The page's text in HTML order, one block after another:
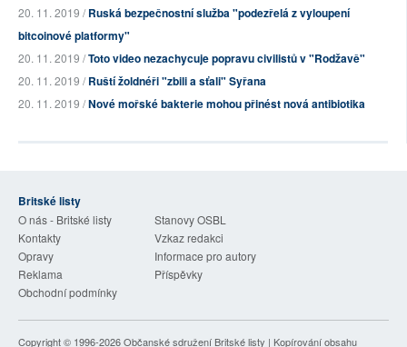
20. 11. 2019 /Ruská bezpečnostní služba "podezřelá z vyloupení
bitcoinové platformy"
20. 11. 2019 /Toto video nezachycuje popravu civilistů v "Rodžavě"
20. 11. 2019 /Ruští žoldnéři "zbili a sťali" Syřana
20. 11. 2019 /Nové mořské bakterie mohou přinést nová antibiotika
Britské listy
O nás - Britské listy
Stanovy OSBL
Kontakty
Vzkaz redakci
Opravy
Informace pro autory
Reklama
Příspěvky
Obchodní podmínky
Copyright © 1996-2026Občanské sdružení Britské listy | Kopírování obsahu